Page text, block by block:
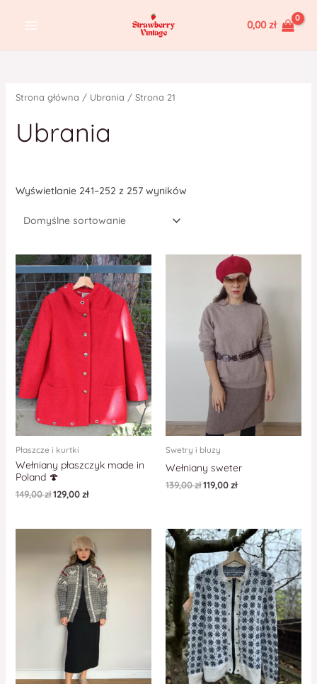
0,00zł
Strona główna / Ubrania / Strona 21
Ubrania
Wyświetlanie 241–252 z 257 wyników
Płaszcze i kurtki
Wełniany płaszczyk made in
Poland 🍄
149,00zł 129,00zł
Swetry i bluzy
Wełniany sweter
139,00zł119,00zł